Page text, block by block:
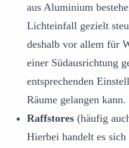
aus Aluminium
Lichteinfall gezielt
deshalb vor allem für
einer Südausrichtung
entsprechenden
Räume gelangen kann.
Raffstores (häufig
Hierbei handelt es